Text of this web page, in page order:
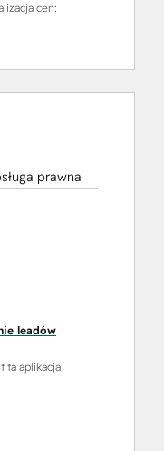
cen:
prawna
leadów
ta aplikacja